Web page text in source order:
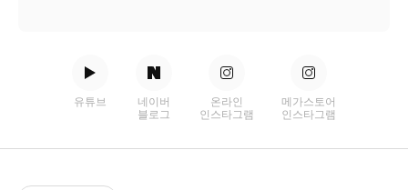
유튜브
네이버
블로그
온라인
인스타그램
메가스토어
인스타그램